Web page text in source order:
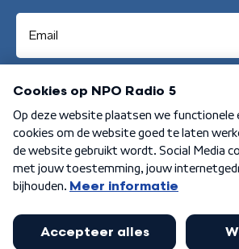
Aanmelden
Algemene voorwaarden Privacybeleid